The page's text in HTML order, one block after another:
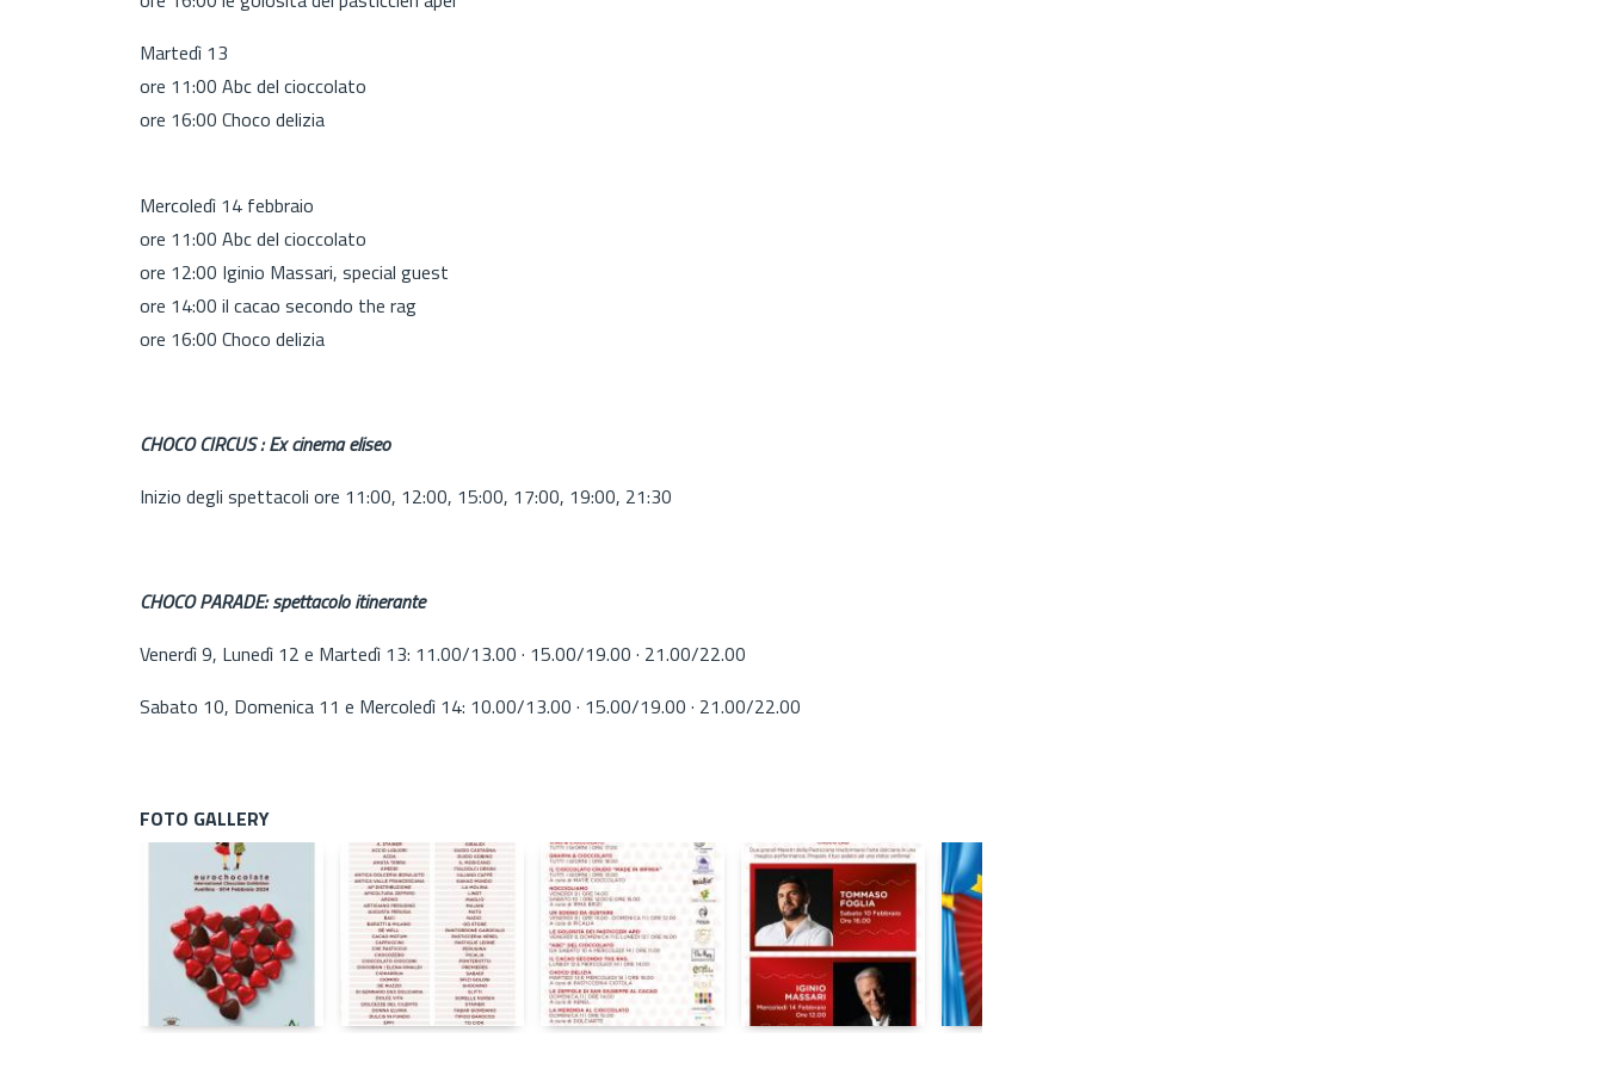
Martedì 13
ore 11:00 Abc del cioccolato
ore 16:00 Choco delizia
Mercoledì 14 febbraio
ore 11:00 Abc del cioccolato
ore 12:00 Iginio Massari, special guest
ore 14:00 il cacao secondo the rag
ore 16:00 Choco delizia
CHOCO CIRCUS : Ex cinema eliseo
Inizio degli spettacoli ore 11:00, 12:00, 15:00, 17:00, 19:00, 21:30
CHOCO PARADE: spettacolo itinerante
Venerdì 9, Lunedì 12 e Martedì 13: 11.00/13.00 · 15.00/19.00 · 21.00/22.00
Sabato 10, Domenica 11 e Mercoledì 14: 10.00/13.00 · 15.00/19.00 · 21.00/22.00
FOTO GALLERY